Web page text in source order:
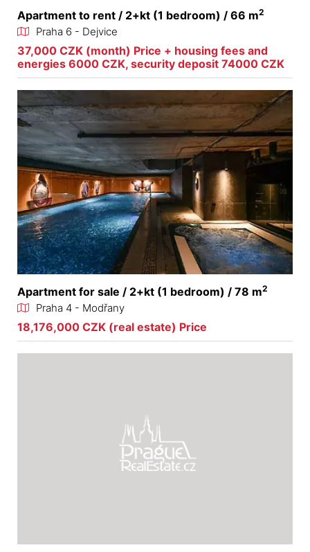
Apartment to rent / 2+kt (1 bedroom) / 66 m2
Praha 6 - Dejvice
37,000 CZK (month) Price + housing fees and
energies 6000 CZK, security deposit 74000 CZK
Apartment for sale / 2+kt (1 bedroom) / 78 m2
Praha 4 - Modřany
18,176,000 CZK (real estate) Price